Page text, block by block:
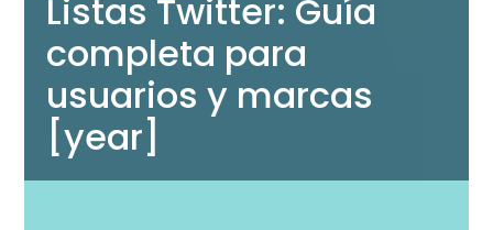
Listas Twitter: Guía
completa para
usuarios y marcas
[year]